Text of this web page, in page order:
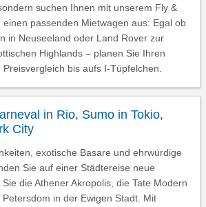
suchen Ihnen mit unserem Fly &
einen passenden Mietwagen aus: Egal ob
in Neuseeland oder Land Rover zur
Highlands – planen Sie Ihren
bis aufs I-Tüpfelchen.
in Rio, Sumo in Tokio,
City
exotische Basare und ehrwürdige
Sie auf einer Städtereise neue
die Athener Akropolis, die Tate Modern
in der Ewigen Stadt. Mit